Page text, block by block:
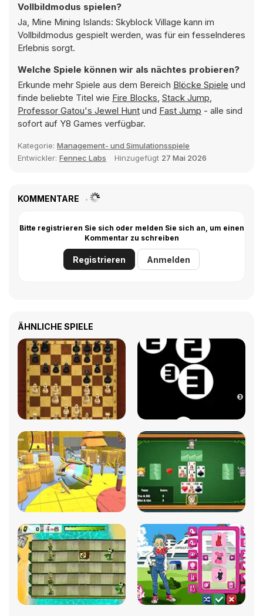
Vollbildmodus spielen?
Ja, Mine Mining Islands: Skyblock Village kann im
Vollbildmodus gespielt werden, was für ein fesselnderes
Erlebnis sorgt.
Welche Spiele können wir als nächtes probieren?
Erkunde mehr Spiele aus dem Bereich Blöcke Spiele und
finde beliebte Titel wie Fire Blocks, Stack Jump,
Professor Gatou's Jewel Hunt und Fast Jump - alle sind
sofort auf Y8 Games verfügbar.
Kategorie: Management- und Simulationsspiele
Entwickler: Fennec Labs Hinzugefügt 27 Mai 2026
KOMMENTARE
Bitte registrieren Sie sich oder melden Sie sich an, um einen
Kommentar zu schreiben
Registrieren Anmelden
ÄHNLICHE SPIELE